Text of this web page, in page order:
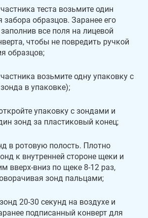
теста возьмите один
забора образцов. Заранее его
все поля на лицевой
чтобы не повредить ручкой
образцов;
возьмите одну упаковку с
в упаковке);
упаковку с зондами и
зонд за пластиковый конец;
в ротовую полость. Плотно
к внутренней стороне щеки и
вверх-вниз по щеке 8-12 раз,
зонд пальцами;
20-30 секунд на воздухе и
подписанный конверт для